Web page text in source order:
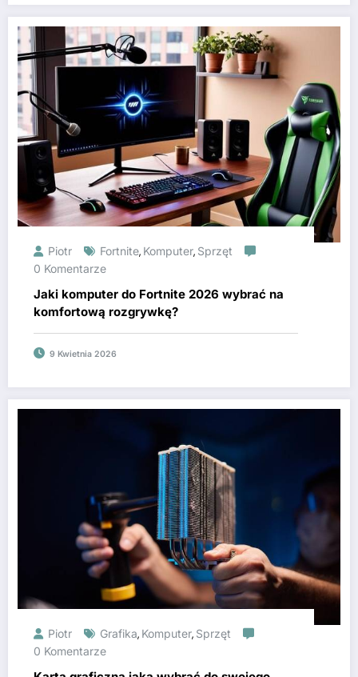
Piotr Fortnite, Komputer, Sprzęt
0 Komentarze
Jaki komputer do Fortnite 2026 wybrać na
komfortową rozgrywkę?
9 Kwietnia 2026
Piotr Grafika, Komputer, Sprzęt
0 Komentarze